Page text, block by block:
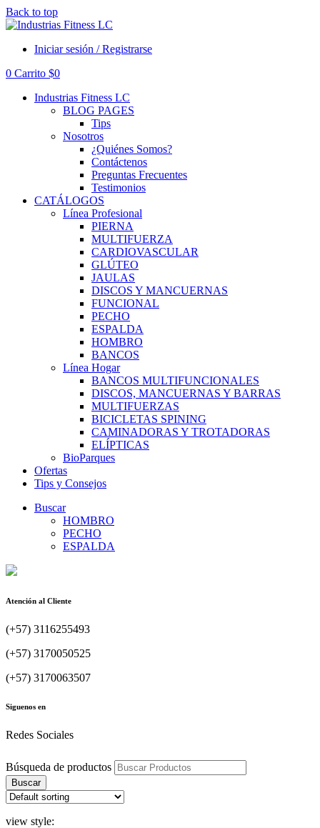
Back to top
Iniciar sesión / Registrarse
0 Carrito $0
Industrias Fitness LC
BLOG PAGES
Tips
Nosotros
¿Quiénes Somos?
Contáctenos
Preguntas Frecuentes
Testimonios
CATÁLOGOS
Línea Profesional
PIERNA
MULTIFUERZA
CARDIOVASCULAR
GLÚTEO
JAULAS
DISCOS Y MANCUERNAS
FUNCIONAL
PECHO
ESPALDA
HOMBRO
BANCOS
Línea Hogar
BANCOS MULTIFUNCIONALES
DISCOS, MANCUERNAS Y BARRAS
MULTIFUERZAS
BICICLETAS SPINING
CAMINADORAS Y TROTADORAS
ELÍPTICAS
BioParques
Ofertas
Tips y Consejos
Buscar
HOMBRO
PECHO
ESPALDA
Atención al Cliente
(+57) 3116255493
(+57) 3170050525
(+57) 3170063507
Siguenos en
Redes Sociales
Búsqueda de productos
Buscar
view style: